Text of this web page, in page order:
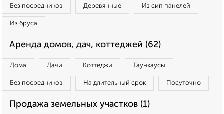
Без посредников Деревянные Из сип панелей
Из бруса
Аренда домов, дач, коттеджей (62)
Дома Дачи Коттеджи Таунхаусы
Без посредников На длительный срок Посуточно
Продажа земельных участков (1)